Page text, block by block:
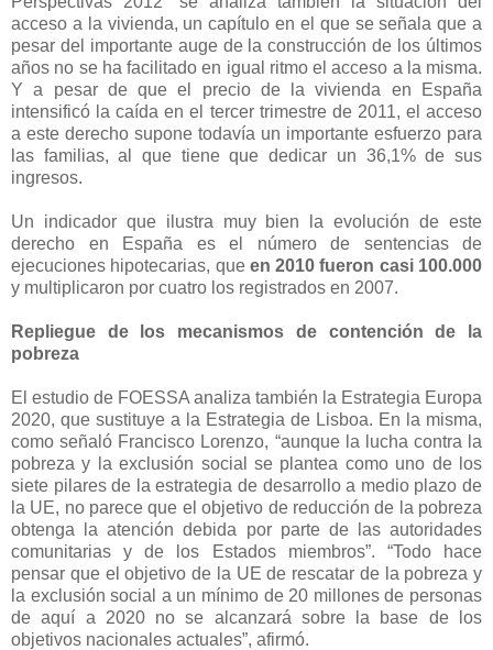
acceso a la vivienda, un capítulo en el que se señala que a
pesar del importante auge de la construcción de los últimos
años no se ha facilitado en igual ritmo el acceso a la misma.
Y a pesar de que el precio de la vivienda en España
intensificó la caída en el tercer trimestre de 2011, el acceso
a este derecho supone todavía un importante esfuerzo para
las familias, al que tiene que dedicar un 36,1% de sus
ingresos.
Un indicador que ilustra muy bien la evolución de este
derecho en España es el número de sentencias de
ejecuciones hipotecarias, que en 2010 fueron casi 100.000
y multiplicaron por cuatro los registrados en 2007.
Repliegue de los mecanismos de contención de la
pobreza
El estudio de FOESSA analiza también la Estrategia Europa
2020, que sustituye a la Estrategia de Lisboa. En la misma,
como señaló Francisco Lorenzo, “aunque la lucha contra la
pobreza y la exclusión social se plantea como uno de los
siete pilares de la estrategia de desarrollo a medio plazo de
la UE, no parece que el objetivo de reducción de la pobreza
obtenga la atención debida por parte de las autoridades
comunitarias y de los Estados miembros”. “Todo hace
pensar que el objetivo de la UE de rescatar de la pobreza y
la exclusión social a un mínimo de 20 millones de personas
de aquí a 2020 no se alcanzará sobre la base de los
objetivos nacionales actuales”, afirmó.